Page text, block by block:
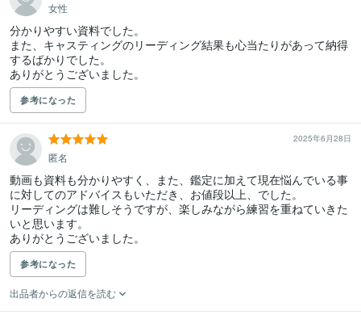
女性
分かりやすい資料でした。
また、キャスティングのリーディング結果も心当たりがあって納得
するばかりでした。
ありがとうございました。
参考になった
2025年6月28日
匿名
動画も資料も分かりやすく、また、鑑定に加えて現在悩んでいる事
に対してのアドバイスもいただき、お値段以上、でした。
リーディングは難しそうですが、楽しみながら練習を重ねていきた
いと思います。
ありがとうございました。
参考になった
出品者からの返信を読む